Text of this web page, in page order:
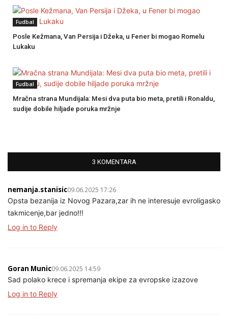
Fudbal
Posle Kežmana, Van Persija i Džeka, u Fener bi mogao Romelu
Lukaku
Fudbal
Mračna strana Mundijala: Mesi dva puta bio meta, pretili i Ronaldu,
sudije dobile hiljade poruka mržnje
3 KOMENTARA
nemanja.stanisic09.06.2025 17:26
Opsta bezanija iz Novog Pazara,zar ih ne interesuje evroligasko
takmicenje,bar jedno!!!
Log in to Reply
Goran Munic09.06.2025 14:59
Sad polako krece i spremanja ekipe za evropske izazove
Log in to Reply